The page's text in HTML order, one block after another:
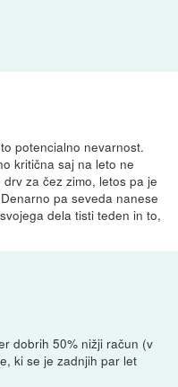
potencialno nevarnost.
kritična saj na leto ne
za čez zimo, letos pa je
pa seveda nanese
dela tisti teden in to,
dobrih 50% nižji račun (v
ki se je zadnjih par let